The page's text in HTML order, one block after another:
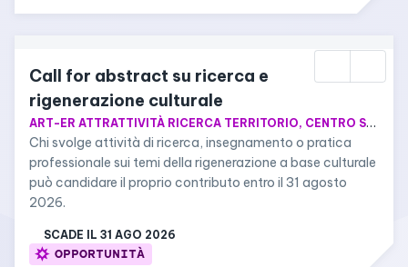
Call for abstract su ricerca e
rigenerazione culturale
ART-ER ATTRATTIVITÀ RICERCA TERRITORIO, CENTRO STUDI CHERUBINO GHIRARDACCI E RIVISTA IN_BO
Chi svolge attività di ricerca, insegnamento o pratica
professionale sui temi della rigenerazione a base culturale
può candidare il proprio contributo entro il 31 agosto
2026.
SCADE IL 31 AGO 2026
OPPORTUNITÀ